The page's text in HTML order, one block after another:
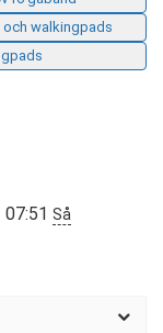
och walkingpads
Så